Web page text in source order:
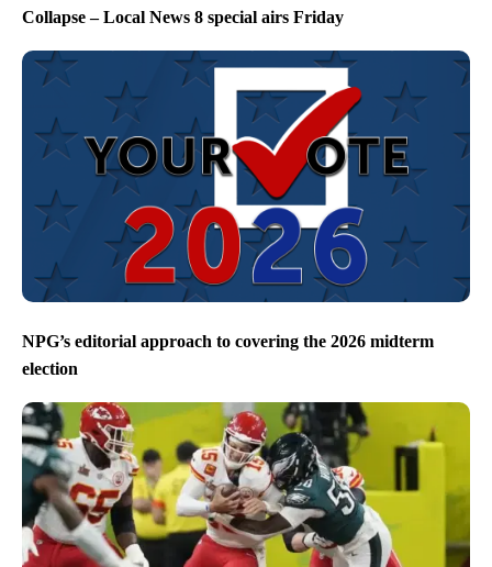
Collapse – Local News 8 special airs Friday
NPG’s editorial approach to covering the 2026 midterm
election